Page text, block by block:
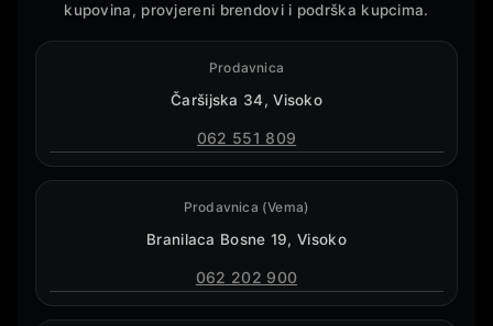
kupovina, provjereni brendovi i podrška kupcima.
Prodavnica
Čaršijska 34, Visoko
062 551 809
Prodavnica (Vema)
Branilaca Bosne 19, Visoko
062 202 900